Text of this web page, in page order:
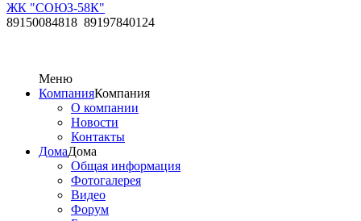
ЖК "СОЮЗ-58К"
89150084818 89197840124
Меню
КомпанияКомпания
О компании
Новости
Контакты
ДомаДома
Общая информация
Фотогалерея
Видео
Форум